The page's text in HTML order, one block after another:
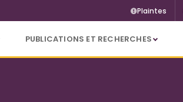
Plaintes
PUBLICATIONS ET RECHERCHES